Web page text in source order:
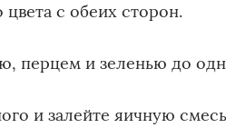
с обеих сторон.
перцем и зеленью до
и залейте яичную